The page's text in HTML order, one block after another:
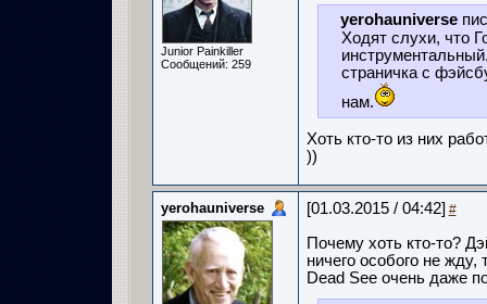
Junior Painkiller
Сообщений: 259
yerohauniverse
Ходят слухи, что
страничка с
нам.
Хоть кто-то из них
))
yerohauniverse [01.03.2015 / 04:42] #
Почему хоть кто-то?
ничего особого не
Dead See очень даже